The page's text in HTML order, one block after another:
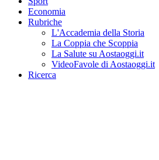
Economia
Rubriche
L'Accademia della Storia
La Coppia che Scoppia
La Salute su Aostaoggi.it
VideoFavole di Aostaoggi.it
Ricerca